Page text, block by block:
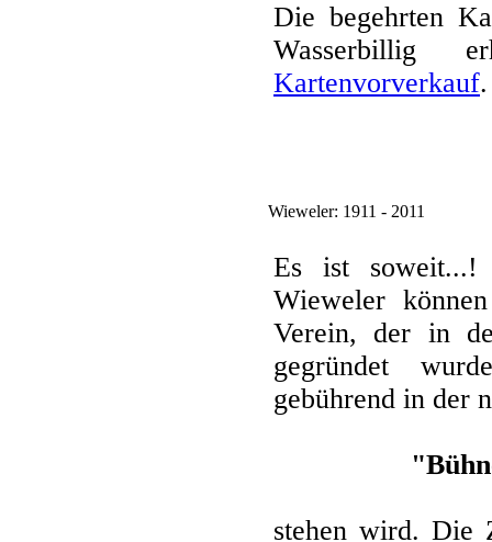
Die begehrten
Wasserbillig
Kartenvorverkauf.
Wieweler: 1911 - 2011
Es ist
Wieweler
Verein, der in
gegründet
gebührend in der
stehen wird. Die